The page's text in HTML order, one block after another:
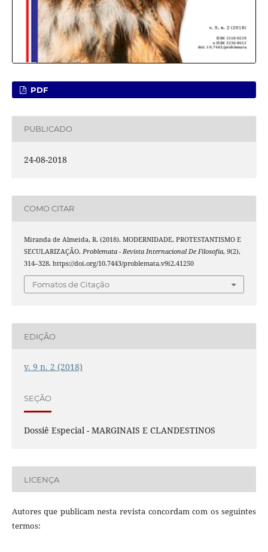
PDF
PUBLICADO
24-08-2018
COMO CITAR
Miranda de Almeida, R. (2018). MODERNIDADE, PROTESTANTISMO E
SECULARIZAÇÃO. Problemata - Revista Internacional De Filosofia, 9(2),
314–328. https://doi.org/10.7443/problemata.v9i2.41250
Fomatos de Citação
EDIÇÃO
v. 9 n. 2 (2018)
SEÇÃO
Dossiê Especial - MARGINAIS E CLANDESTINOS
LICENÇA
Autores que publicam nesta revista concordam com os seguintes
termos: